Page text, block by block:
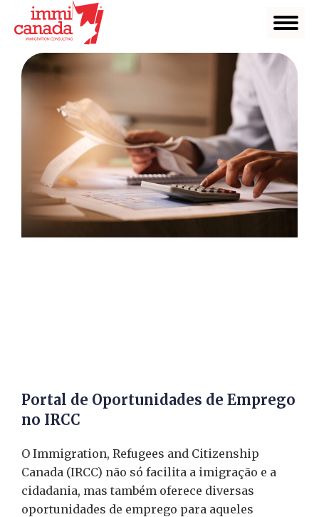
Portal de Oportunidades de Emprego
no IRCC
O Immigration, Refugees and Citizenship
Canada (IRCC) não só facilita a imigração e a
cidadania, mas também oferece diversas
oportunidades de emprego para aqueles